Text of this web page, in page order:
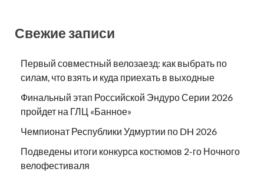
Свежие записи
Первый совместный велозаезд: как выбрать по
силам, что взять и куда приехать в выходные
Финальный этап Российской Эндуро Серии 2026
пройдет на ГЛЦ «Банное»
Чемпионат Республики Удмуртии по DH 2026
Подведены итоги конкурса костюмов 2-го Ночного
велофестиваля